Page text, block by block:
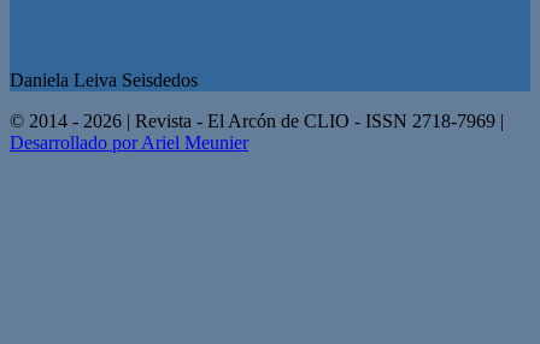
Daniela Leiva Seisdedos
© 2014 - 2026 | Revista - El Arcón de CLIO - ISSN 2718-7969 |
Desarrollado por Ariel Meunier